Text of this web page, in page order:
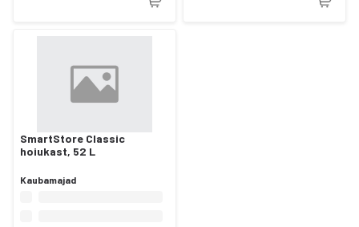
SmartStore Classic
hoiukast, 52 L
Kaubamajad